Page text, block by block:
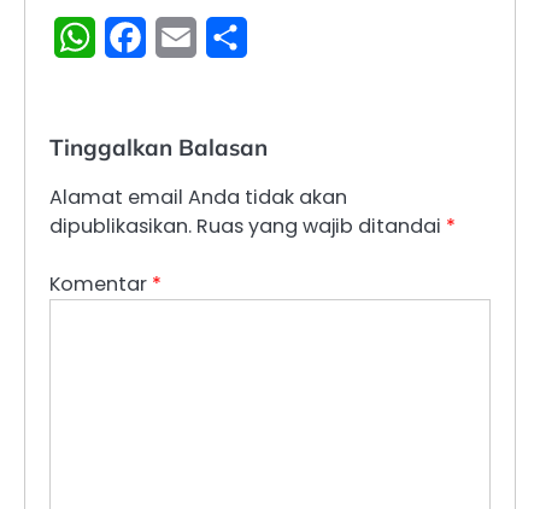
WhatsAppFacebook
Email
Tinggalkan Balasan
Alamat email Anda tidak akan
dipublikasikan. Ruas yang wajib ditandai *
Komentar *